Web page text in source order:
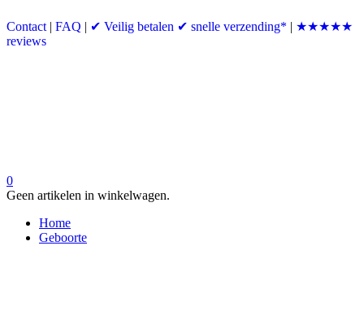
Contact | FAQ | ✔ Veilig betalen ✔ snelle verzending* | ★★★★★
reviews
0
Geen artikelen in winkelwagen.
Home
Geboorte